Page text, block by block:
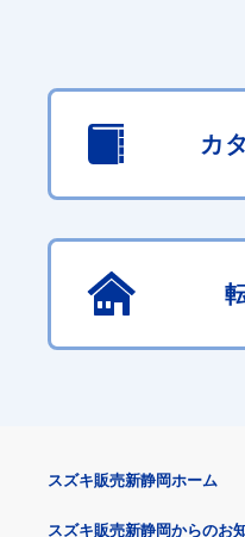
カ
スズキ販売新静岡ホーム
スズキ販売新静岡からのお